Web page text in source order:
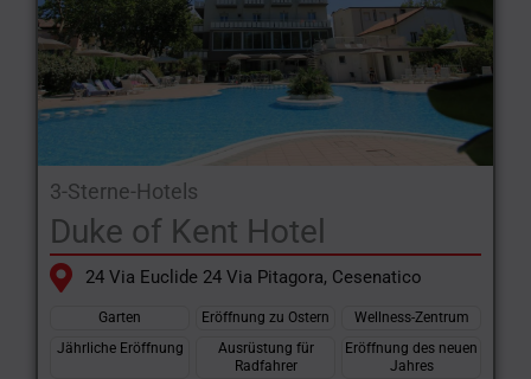
3-Sterne-Hotels
Duke of Kent Hotel
24 Via Euclide 24 Via Pitagora, Cesenatico
Garten Eröffnung zu Ostern
Wellness-Zentrum
Jährliche Eröffnung
Ausrüstung für
Radfahrer
Eröffnung des neuen
Jahres